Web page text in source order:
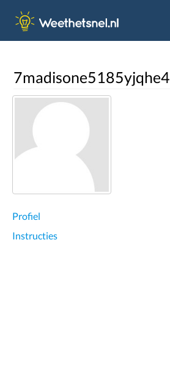
7madisone5185yjqhe4
Profiel
Instructies